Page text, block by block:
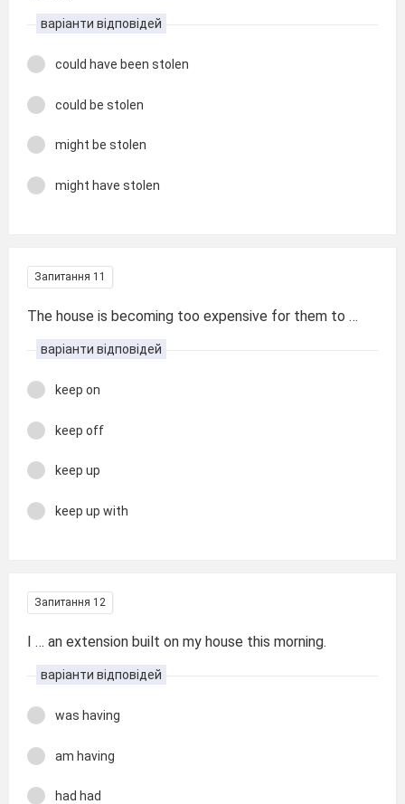
варіанти відповідей
could have been stolen
could be stolen
might be stolen
might have stolen
Запитання 11
The house is becoming too expensive for them to …
варіанти відповідей
keep on
keep off
keep up
keep up with
Запитання 12
I … an extension built on my house this morning.
варіанти відповідей
was having
am having
had had